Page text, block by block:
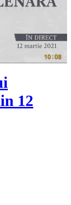
12